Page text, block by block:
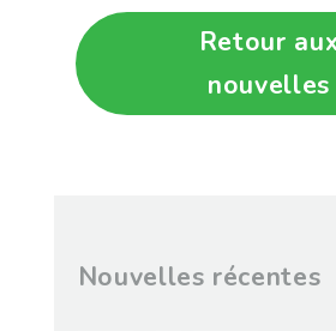
Retour aux
nouvelles
Nouvelles récentes